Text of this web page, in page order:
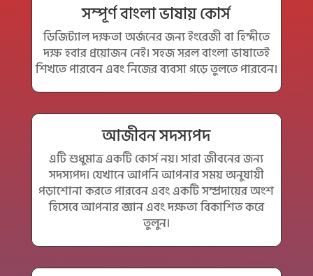
সম্পূর্ণ বাংলা ভাষায় কোর্স
ডিজিট্যাল দক্ষতা অর্জনের জন্য ইংরেজী বা হিন্দীতে
দক্ষ হবার প্রয়োজন নেই। সহজ সরল বাংলা ভাষাতেই
শিখতে পারবেন এবং নিজের ব্যবসা গড়ে তুলতে পারবেন।
আজীবন সদস্যপদ
এটি শুধুমাত্র একটি কোর্স নয়। সারা জীবনের জন্য
সদস্যপদ। যেখানে আপনি আপনার সময় অনুযায়ী
পড়াশোনা করতে পারবেন এবং একটি সম্প্রদায়ের অংশ
হিসেবে আপনার জ্ঞান এবং দক্ষতা বিকাশিত করে
তুলুন।